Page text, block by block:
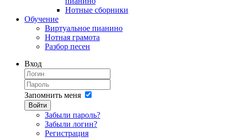
Нотные сборники
Обучение
Виртуальное пианино
Нотная грамота
Разбор песен
Вход
Запомнить меня
Войти
Забыли пароль?
Забыли логин?
Регистрация